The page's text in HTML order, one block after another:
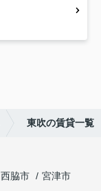
東吹の賃貸一覧
西脇市
宮津市